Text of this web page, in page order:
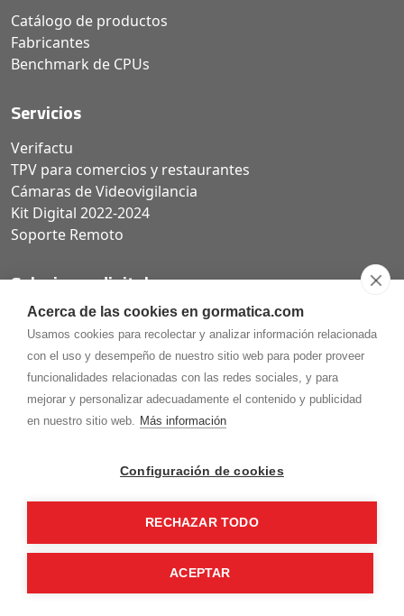
Acerca de las cookies en gormatica.com
Usamos cookies para recolectar y analizar información relacionada
con el uso y desempeño de nuestro sitio web para poder proveer
funcionalidades relacionadas con las redes sociales, y para
mejorar y personalizar adecuadamente el contenido y publicidad
en nuestro sitio web. Más información
Configuración de cookies
RECHAZAR TODO
ACEPTAR
Catálogo de productos
Fabricantes
Benchmark de CPUs
Servicios
Verifactu
TPV para comercios y restaurantes
Cámaras de Videovigilancia
Kit Digital 2022-2024
Soporte Remoto
Soluciones digitales
Páginas web
Tiendas online
Carta QR restaurantes
Gormaz Informática S.L.